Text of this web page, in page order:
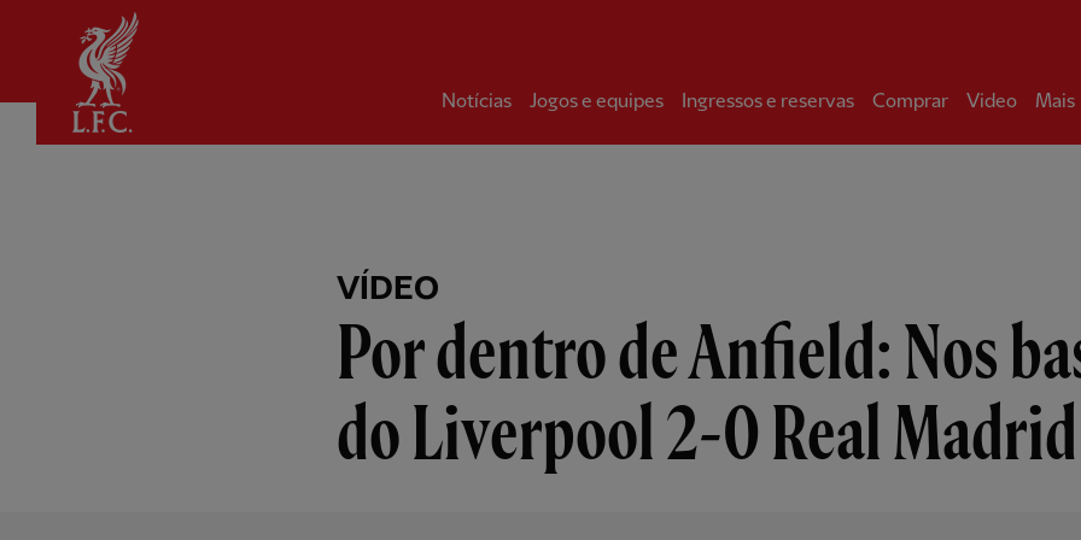
Notícias Jogos e equipes Ingressos e reservas Comprar Video Mais
VÍDEO
Por dentro de Anfield: Nos
do Liverpool 2-0 Real Madrid